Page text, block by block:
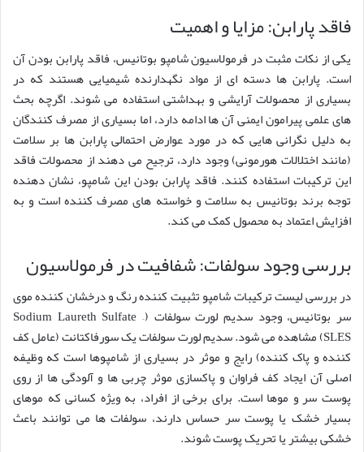
فاقد پارابن: مزایا و اهمیت
یکی از نکات مثبت در فرمولاسیون شامپو بوتانیس، فاقد پارابن بودن آن
است. پارابن ها دسته ای از مواد نگهدارنده شیمیایی هستند که در
بسیاری از محصولات آرایشی و بهداشتی استفاده می شوند. اگرچه بحث
های علمی پیرامون ایمنی آن ها ادامه دارد، اما بسیاری از مصرف کنندگان
به دلیل نگرانی هایی که در مورد عوارض احتمالی پارابن ها بر سلامت
(مانند اختلالات هورمونی) وجود دارد، ترجیح می دهند از محصولات فاقد
این ترکیبات استفاده کنند. فاقد پارابن بودن این شامپو، نشان دهنده
توجه برند بوتانیس به سلامت و خواسته های مصرف کننده است و به
افزایش اعتماد به محصول کمک می کند.
بررسی وجود سولفات: شفافیت در فرمولاسیون
در بررسی لیست ترکیبات شامپو تثبیت کننده رنگ و درخشان کننده موی
سر بوتانیس، وجود سدیم لورت سولفات (Sodium Laureth Sulfate –
SLES) مشاهده می شود. سدیم لورت سولفات یک سورفاکتانت (عامل کف
کننده و پاک کننده) رایج و موثر در بسیاری از شامپوها است که وظیفه
اصلی آن ایجاد کف فراوان و پاکسازی موثر چربی ها و آلودگی ها از روی
پوست سر و موها است. برای برخی از افراد، به ویژه کسانی که موهای
بسیار خشک یا پوست سر حساس دارند، سولفات ها می توانند باعث
خشکی بیشتر یا تحریک پوست شوند.